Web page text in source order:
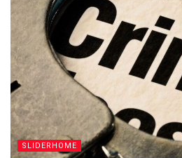
SLIDERHOME